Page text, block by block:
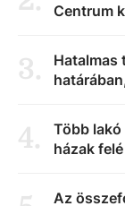
Centrum
3.
Hatalmas
4.
Több
házak
Az